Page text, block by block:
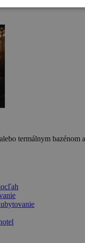
termálnym bazénom